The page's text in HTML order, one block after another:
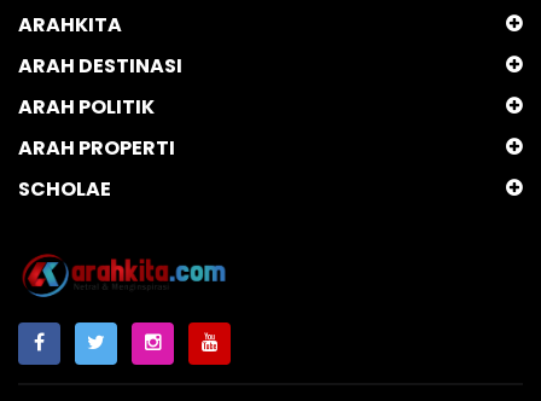
ARAHKITA
ARAH DESTINASI
ARAH POLITIK
ARAH PROPERTI
SCHOLAE